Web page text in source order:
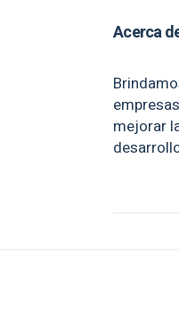
Acerca
mejorar